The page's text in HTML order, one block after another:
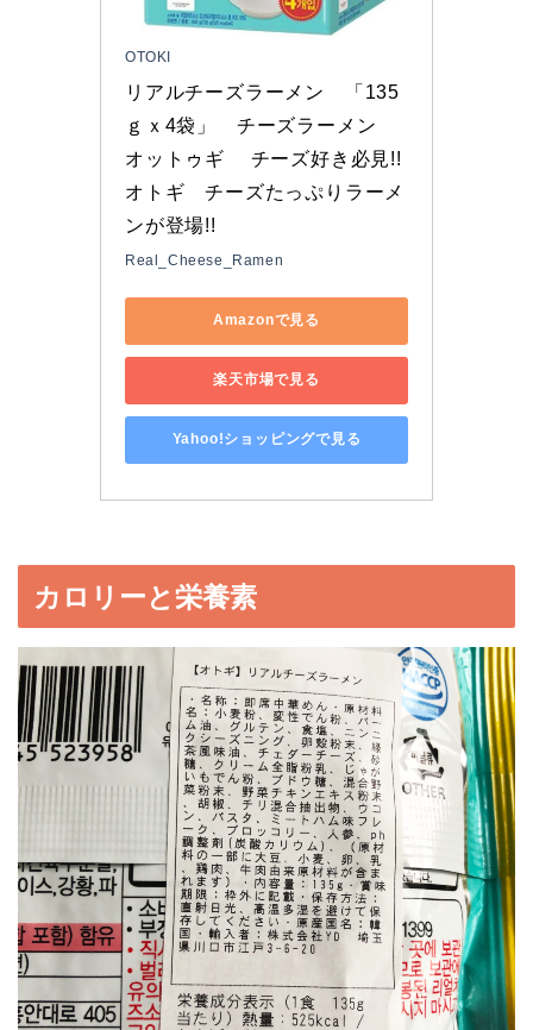
OTOKI
リアルチーズラーメン　「135
ｇｘ4袋」　チーズラーメン
オットゥギ 　チーズ好き必見!!
オトギ　チーズたっぷりラーメ
ンが登場!!
Real_Cheese_Ramen
Amazonで見る
楽天市場で見る
Yahoo!ショッピングで見る
カロリーと栄養素